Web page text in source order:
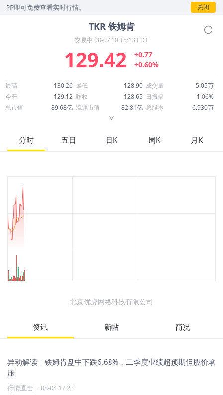
可免费查看实时行情。 关闭
TKR 铁姆肯
交易中 08-07 10:15:13 EDT
129.42
+0.77
+0.60%
最高 130.26 最低 128.90 成交量
5.05万
今开
129.12 昨收 128.65 日振幅
1.06%
总市值
89.68亿 流通市值 82.81亿 总股本
6,930万
52周最高
146.37 市盈率
35.08
股息
分时 五日 日K 周K 月K
北京优虎网络科技有限公司
资讯 新帖 简况
异动解读｜铁姆肯盘中下跌6.68%，二季度业绩超预期但股价承
压
行情直击 · 08-04 17:23